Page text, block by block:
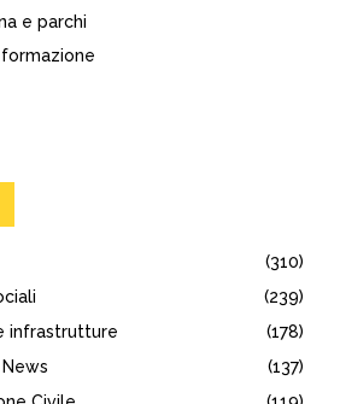
e parchi
(310)
(239)
infrastrutture
(178)
(137)